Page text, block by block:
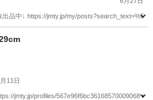
出品中↓ https://jmty.jp/my/
11日
jmty.jp/profiles/567e96f6bc36168570009068